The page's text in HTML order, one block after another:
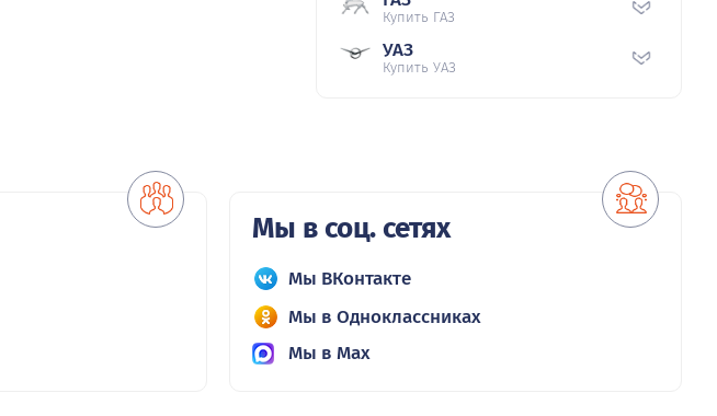
Купить ГАЗ
УАЗ
Купить УАЗ
Мы в соц. сетях
Мы ВКонтакте
Мы в Одноклассниках
Мы в Max